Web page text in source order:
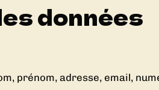
données
prénom, adresse, email,